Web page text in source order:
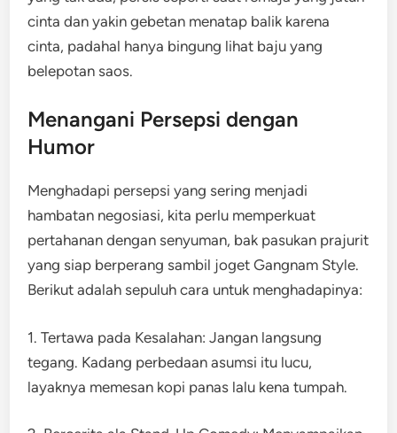
cinta dan yakin gebetan menatap balik karena
cinta, padahal hanya bingung lihat baju yang
belepotan saos.
Menangani Persepsi dengan
Humor
Menghadapi persepsi yang sering menjadi
hambatan negosiasi, kita perlu memperkuat
pertahanan dengan senyuman, bak pasukan prajurit
yang siap berperang sambil joget Gangnam Style.
Berikut adalah sepuluh cara untuk menghadapinya:
1. Tertawa pada Kesalahan: Jangan langsung
tegang. Kadang perbedaan asumsi itu lucu,
layaknya memesan kopi panas lalu kena tumpah.